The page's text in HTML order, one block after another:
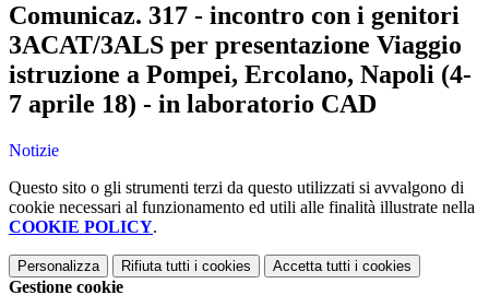
Comunicaz. 317 - incontro con i genitori
3ACAT/3ALS per presentazione Viaggio
istruzione a Pompei, Ercolano, Napoli (4-
7 aprile 18) - in laboratorio CAD
Notizie
Questo sito o gli strumenti terzi da questo utilizzati si avvalgono di
cookie necessari al funzionamento ed utili alle finalità illustrate nella
COOKIE POLICY.
Personalizza Rifiuta tutti i cookies Accetta tutti i cookies
Gestione cookie